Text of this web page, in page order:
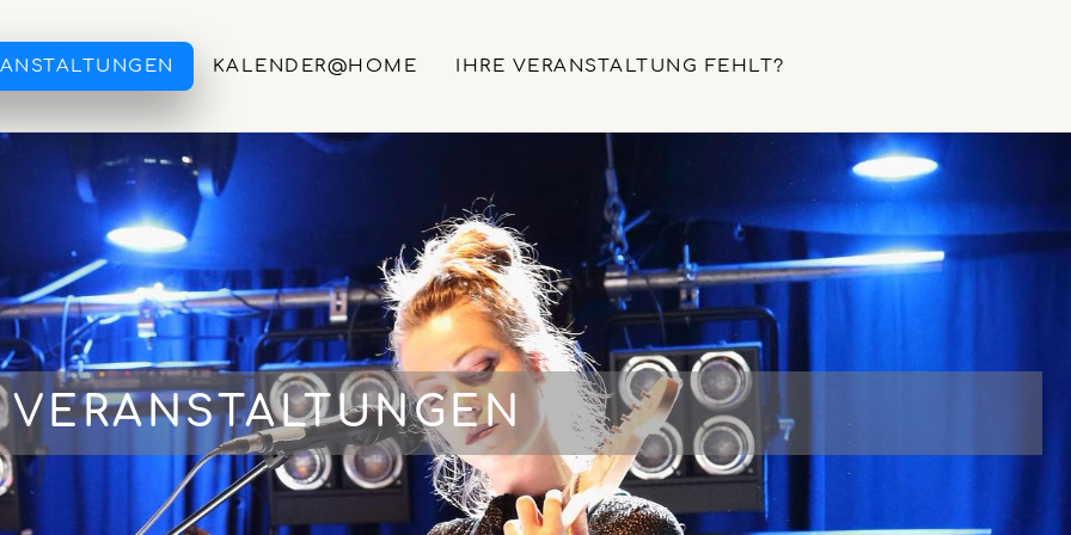
KALENDER@HOME IHRE VERANSTALTUNG FEHLT?
VERANSTALTUNGEN